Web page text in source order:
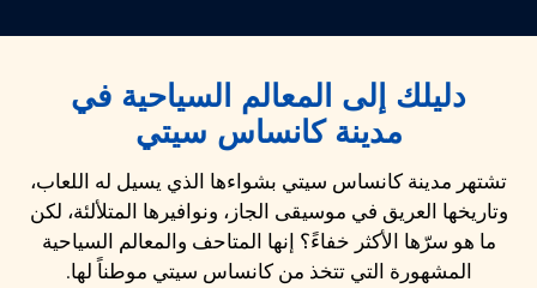
دليلك إلى المعالم السياحية في
مدينة كانساس سيتي
تشتهر مدينة كانساس سيتي بشواءها الذي يسيل له اللعاب،
وتاريخها العريق في موسيقى الجاز، ونوافيرها المتلألئة، لكن
ما هو سرّها الأكثر خفاءً؟ إنها المتاحف والمعالم السياحية
المشهورة التي تتخذ من كانساس سيتي موطناً لها.